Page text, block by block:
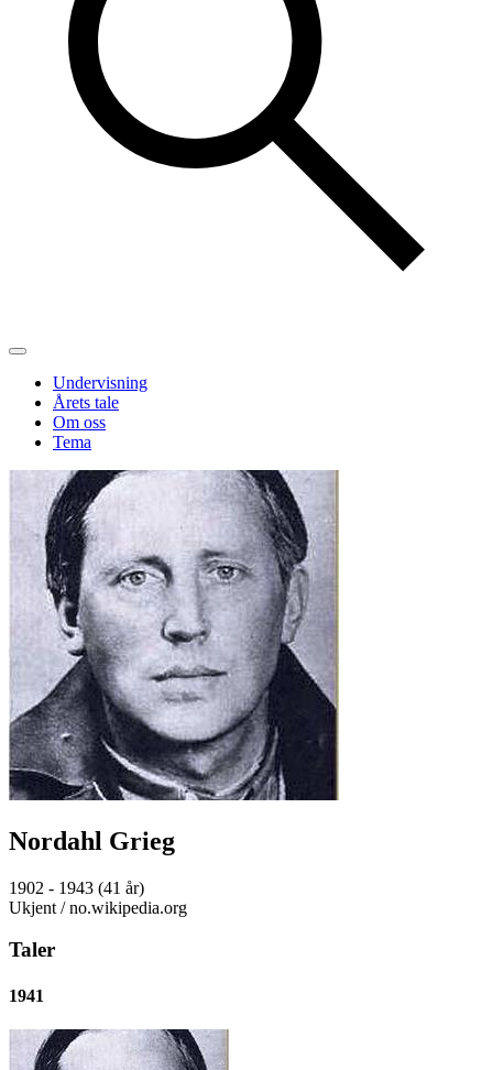
Undervisning
Årets tale
Om oss
Tema
Nordahl Grieg
1902 - 1943 (41 år)
Ukjent / no.wikipedia.org
Taler
1941